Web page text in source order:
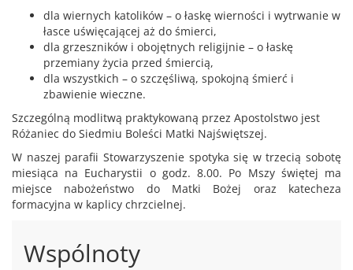
dla wiernych katolików – o łaskę wierności i wytrwanie w
łasce uświęcającej aż do śmierci,
dla grzeszników i obojętnych religijnie – o łaskę
przemiany życia przed śmiercią,
dla wszystkich – o szczęśliwą, spokojną śmierć i
zbawienie wieczne.
Szczególną modlitwą praktykowaną przez Apostolstwo jest
Różaniec do Siedmiu Boleści Matki Najświętszej.
W naszej parafii Stowarzyszenie spotyka się w trzecią sobotę
miesiąca na Eucharystii o godz. 8.00. Po Mszy świętej ma
miejsce nabożeństwo do Matki Bożej oraz katecheza
formacyjna w kaplicy chrzcielnej.
Wspólnoty